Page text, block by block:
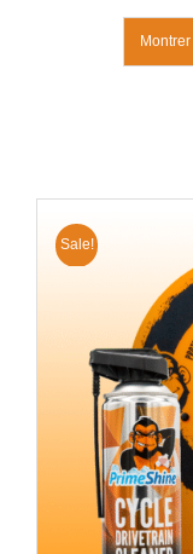
Montrer
Sale!